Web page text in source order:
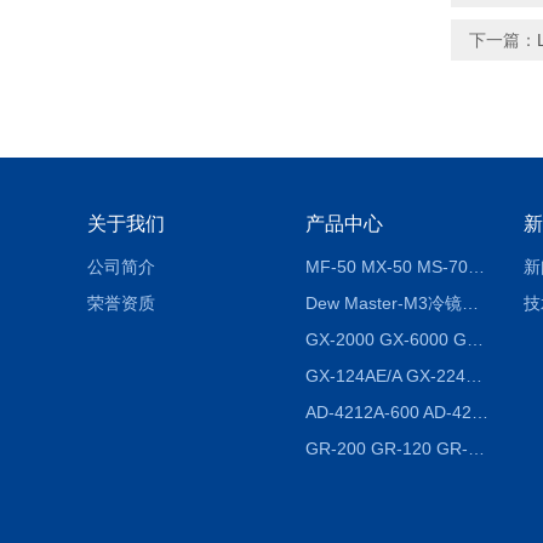
下一篇：
关于我们
公司简介
荣誉资质
产品中心
MF-50 MX-50 MS-70卤素水分测定仪 红外线水分仪
Dew Master-M3冷镜式露点仪
GX-124AE/A GX-224AE/A分析天平